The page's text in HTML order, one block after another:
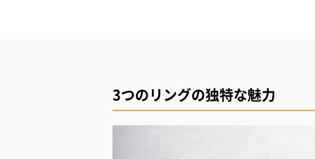
3つのリングの独特な魅力